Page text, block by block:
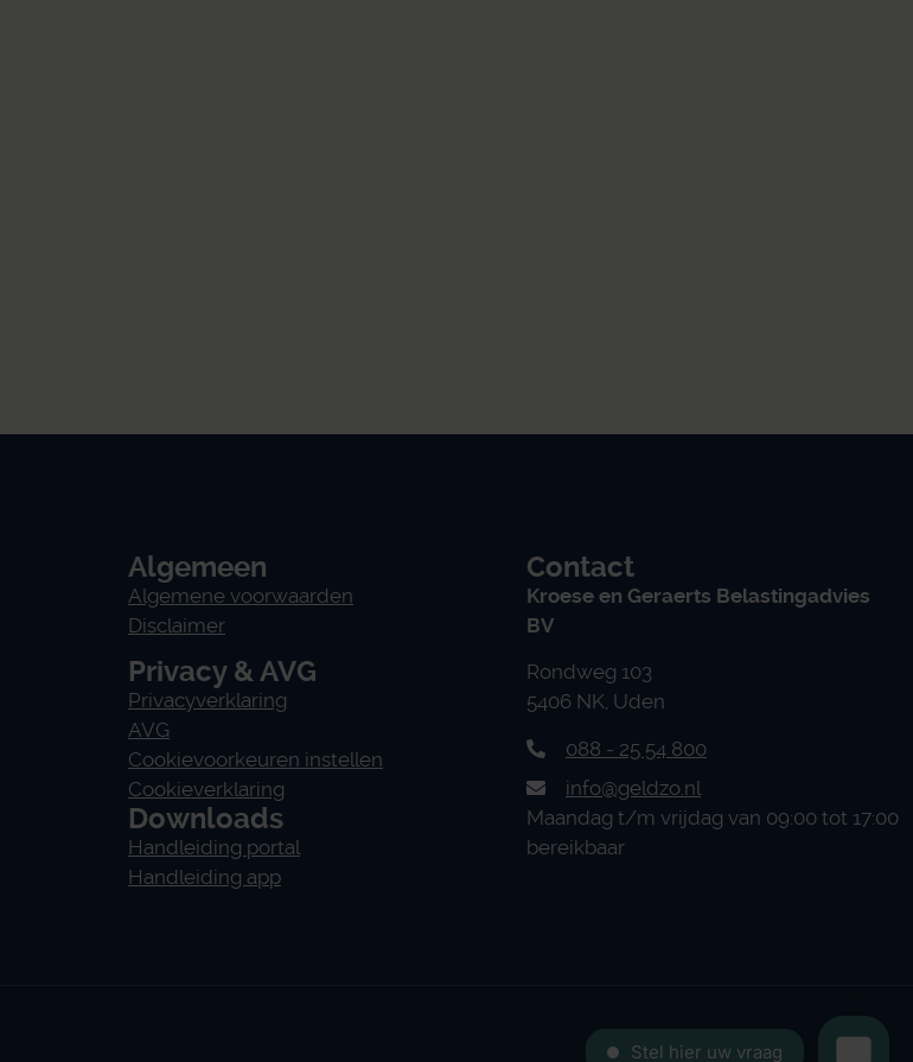
Algemeen
Algemene voorwaarden
Disclaimer
Privacy & AVG
Privacyverklaring
AVG
Cookievoorkeuren instellen
Cookieverklaring
Downloads
Handleiding portal
Handleiding app
Contact
Kroese en Geraerts Belastingadvies
BV
Rondweg 103
5406 NK, Uden
088 - 25 54 800
info@geldzo.nl
Maandag t/m vrijdag van 09:00 tot 17:00
bereikbaar